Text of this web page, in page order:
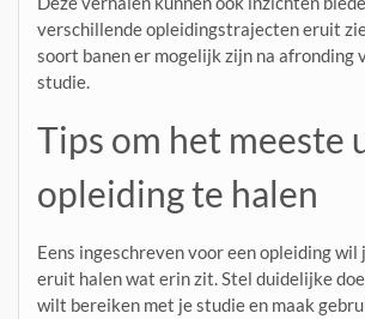
verschillende opleidingstrajecten eruit
soort banen er mogelijk zijn na afronding
studie.
Tips om het meeste
opleiding te halen
Eens ingeschreven voor een opleiding
eruit halen wat erin zit. Stel duidelijke
wilt bereiken met je studie en maak